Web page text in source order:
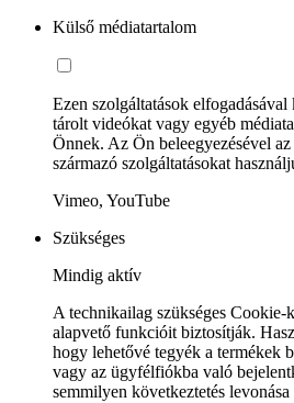
Külső médiatartalom
Ezen szolgáltatások
tárolt videókat vagy egyéb
Önnek. Az Ön beleegyezésével
származó szolgáltatásokat
Vimeo, YouTube
Szükséges
Mindig aktív
A technikailag szükséges
alapvető funkcióit biztosítják.
hogy lehetővé tegyék a termékek
vagy az ügyfélfiókba való
semmilyen következtetés